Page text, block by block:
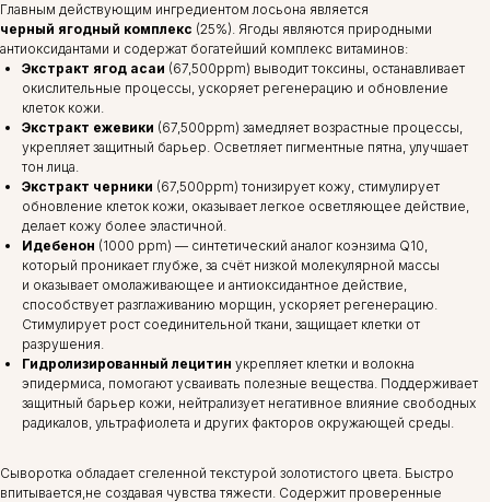
Главным действующим ингредиентом лосьона является
черный ягодный комплекс (25%). Ягоды являются природными
антиоксидантами и содержат богатейший комплекс витаминов:
Экстракт ягод асаи (67,500ppm) выводит токсины, останавливает
окислительные процессы, ускоряет регенерацию и обновление
клеток кожи.
Экстракт ежевики (67,500ppm) замедляет возрастные процессы,
укрепляет защитный барьер. Осветляет пигментные пятна, улучшает
тон лица.
Экстракт черники (67,500ppm) тонизирует кожу, стимулирует
обновление клеток кожи, оказывает легкое осветляющее действие,
делает кожу более эластичной.
Идебенон (1000 ppm) — синтетический аналог коэнзима Q10,
который проникает глубже, за счёт низкой молекулярной массы
и оказывает омолаживающее и антиоксидантное действие,
способствует разглаживанию морщин, ускоряет регенерацию.
Стимулирует рост соединительной ткани, защищает клетки от
разрушения.
Гидролизированный лецитин укрепляет клетки и волокна
эпидермиса, помогают усваивать полезные вещества. Поддерживает
защитный барьер кожи, нейтрализует негативное влияние свободных
радикалов, ультрафиолета и других факторов окружающей среды.
Сыворотка обладает сгеленной текстурой золотистого цвета. Быстро
впитывается,не создавая чувства тяжести. Содержит проверенные